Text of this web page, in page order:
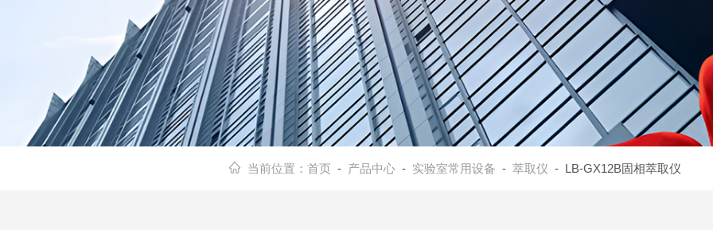
当前位置： 首页 - 产品中心- 实验室常用设备 - 萃取仪 - LB-GX12B固相萃取仪